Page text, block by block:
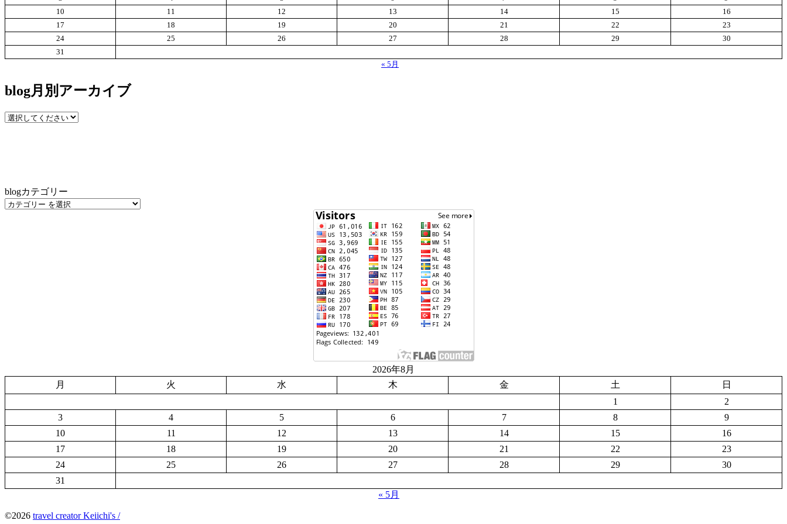
10
11 12 13 14 15
16
17
18 19 20 21 22
23
24
25 26 27 28 29
30
31
« 5月
blog月別アーカイブ
blogカテゴリー
2026年8月
月
火 水 木 金 土
日
1
2
3
4 5 6 7 8
9
10
11 12 13 14 15
16
17
18 19 20 21 22
23
24
25 26 27 28 29
30
31
« 5月
©2026 travel creator Keiichi's /